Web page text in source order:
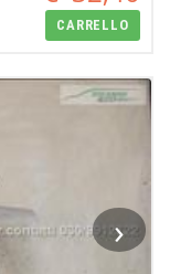
CARRELLO
›